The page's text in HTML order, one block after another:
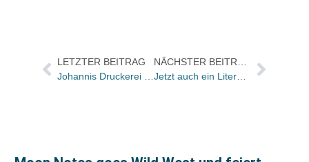
LETZTER BEITRAG
Johannis Druckerei hat Insolvenz angemeldet / SKV verkauft, Johannis Verlag und Druckerei weitergeführt?
NÄCHSTER BEITRAG
Jetzt auch ein Literaturfest für München